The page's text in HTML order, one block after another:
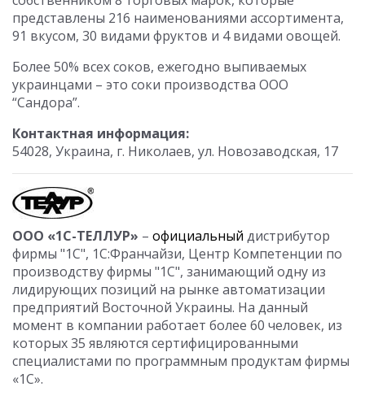
представлены 216 наименованиями ассортимента,
91 вкусом, 30 видами фруктов и 4 видами овощей.
Более 50% всех соков, ежегодно выпиваемых
украинцами – это соки производства ООО
“Сандора”.
Контактная информация:
54028, Украина, г. Николаев, ул. Новозаводская, 17
ООО «1С-ТЕЛЛУР» – официальный дистрибутор
фирмы "1С", 1С:Франчайзи, Центр Компетенции по
производству фирмы "1С", занимающий одну из
лидирующих позиций на рынке автоматизации
предприятий Восточной Украины. На данный
момент в компании работает более 60 человек, из
которых 35 являются сертифицированными
специалистами по программным продуктам фирмы
«1С».